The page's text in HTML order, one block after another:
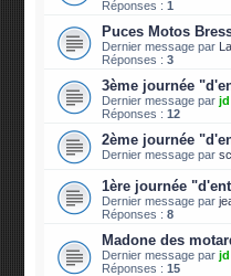
Réponses :1
Puces Motos
Dernier message par
Réponses :3
3ème journée
Dernier message parjd
Réponses :12
2ème journée
Dernier message par
1ère journée
Dernier message par
Réponses :8
Madone des
Dernier message parjd
Réponses :15